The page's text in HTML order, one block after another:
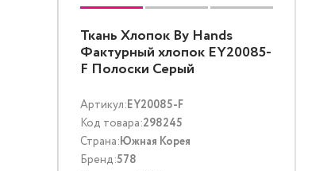
Ткань Хлопок By Hands
Фактурный хлопок EY20085-
F Полоски Серый
Артикул:EY20085-F
Код товара:298245
Страна:Южная Корея
Бренд:578